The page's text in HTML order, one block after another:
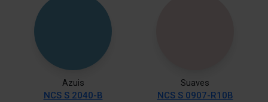
Azuis
NCS S 2040-B
Suaves
NCS S 0907-R10B